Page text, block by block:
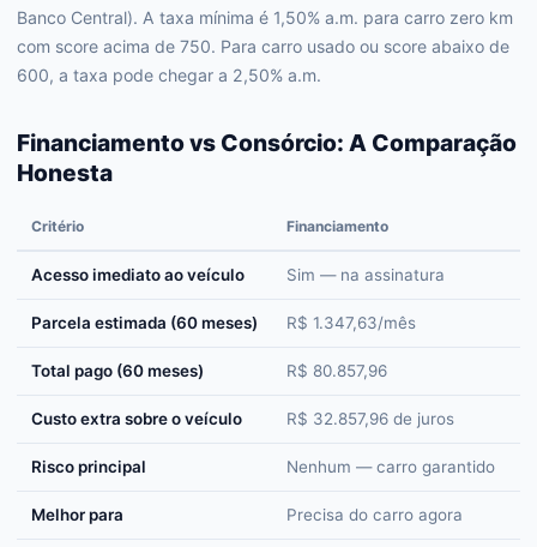
Banco Central). A taxa mínima é 1,50% a.m. para carro zero km
com score acima de 750. Para carro usado ou score abaixo de
600, a taxa pode chegar a 2,50% a.m.
Financiamento vs Consórcio: A Comparação
Honesta
Critério Financiamento
Acesso imediato ao veículo Sim — na assinatura
Parcela estimada (60 meses) R$ 1.347,63/mês
Total pago (60 meses) R$ 80.857,96
Custo extra sobre o veículo R$ 32.857,96 de juros
Risco principal Nenhum — carro garantido
Melhor para Precisa do carro agora